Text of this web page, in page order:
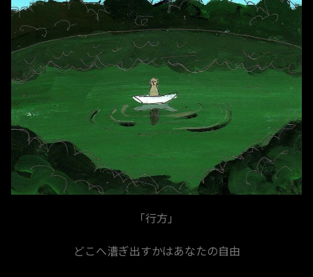
「行方」
どこへ漕ぎ出すかはあなたの自由